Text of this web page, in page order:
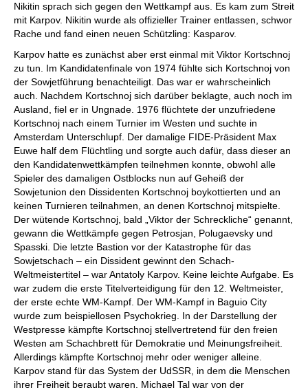
Nikitin sprach sich gegen den Wettkampf aus. Es kam zum Streit
mit Karpov. Nikitin wurde als offizieller Trainer entlassen, schwor
Rache und fand einen neuen Schützling: Kasparov.
Karpov hatte es zunächst aber erst einmal mit Viktor Kortschnoj
zu tun. Im Kandidatenfinale von 1974 fühlte sich Kortschnoj von
der Sowjetführung benachteiligt. Das war er wahrscheinlich
auch. Nachdem Kortschnoj sich darüber beklagte, auch noch im
Ausland, fiel er in Ungnade. 1976 flüchtete der unzufriedene
Kortschnoj nach einem Turnier im Westen und suchte in
Amsterdam Unterschlupf. Der damalige FIDE-Präsident Max
Euwe half dem Flüchtling und sorgte auch dafür, dass dieser an
den Kandidatenwettkämpfen teilnehmen konnte, obwohl alle
Spieler des damaligen Ostblocks nun auf Geheiß der
Sowjetunion den Dissidenten Kortschnoj boykottierten und an
keinen Turnieren teilnahmen, an denen Kortschnoj mitspielte.
Der wütende Kortschnoj, bald „Viktor der Schreckliche“ genannt,
gewann die Wettkämpfe gegen Petrosjan, Polugaevsky und
Spasski. Die letzte Bastion vor der Katastrophe für das
Sowjetschach – ein Dissident gewinnt den Schach-
Weltmeistertitel – war Antatoly Karpov. Keine leichte Aufgabe. Es
war zudem die erste Titelverteidigung für den 12. Weltmeister,
der erste echte WM-Kampf. Der WM-Kampf in Baguio City
wurde zum beispiellosen Psychokrieg. In der Darstellung der
Westpresse kämpfte Kortschnoj stellvertretend für den freien
Westen am Schachbrett für Demokratie und Meinungsfreiheit.
Allerdings kämpfte Kortschnoj mehr oder weniger alleine.
Karpov stand für das System der UdSSR, in dem die Menschen
ihrer Freiheit beraubt waren. Michael Tal war von der